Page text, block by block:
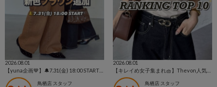
2026.08.01
鳥栖店 スタッフ
2026.08.01
【キレイめ女子集まれ🧺】Thevon人気ランキングTOP10📣
鳥栖店 スタッフ